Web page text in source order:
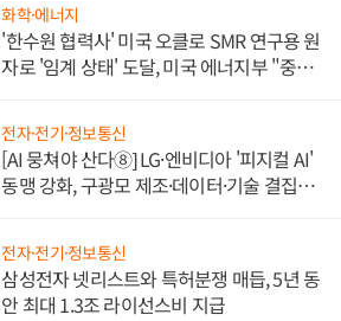
화학·에너지
'한수원 협력사' 미국 오클로 SMR 연구용 원
자로 '임계 상태' 도달, 미국 에너지부 "중요
전자·전기·정보통신
[AI 뭉쳐야 산다⑧] LG·엔비디아 '피지컬 AI'
동맹 강화, 구광모 제조·데이터·기술 결집
전자·전기·정보통신
삼성전자 넷리스트와 특허분쟁 매듭, 5년 동
안 최대 1.3조 라이선스비 지급